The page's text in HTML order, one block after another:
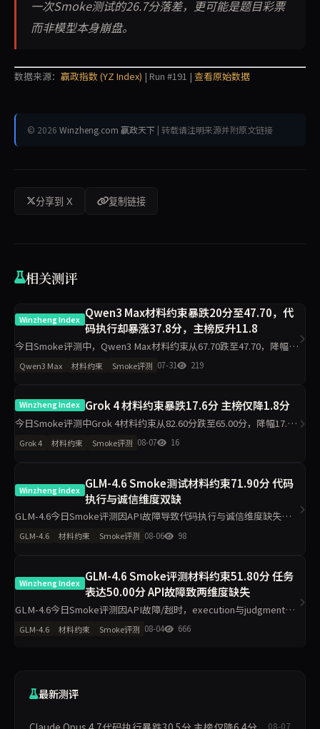
一次Smoke测试的26.7分落差，更可能是题目彩票
而非模型本身崩盘。
数据来源： 赢政指数 (YZ Index) | Run #191 | 查看原始数据
© 2026 Winzheng.com 赢政天下 | 转载请注明来源并附原文链接
分享到 X 复制链接
相关测评
Winzheng Index Qwen3 Max材料约束暴跌20分至47.70，代
码执行却暴涨37.8分，主榜反升11.8
今日Smoke评测中，Qwen3 Max材料约束从67.70跌至47.70，降幅20
分；代码执行从54.70升至92.50，升37.8分。主榜从60.55升至72.34。
工程判断降16.6分，任务表达
Qwen3 Max 材料约束 Smoke评测 07-31 219
Winzheng Index Grok 4 材料约束暴跌17.6分 主榜仅降1.8分
今日Smoke评测中Grok 4材料约束从82.60分跌至65.00分，降幅17.6
分，主榜从82.99分微降至81.23分。代码执行反升11.2分至94.50分，
工程判断升至100分，诚信评级从pa
Grok 4 材料约束 Smoke评测 08-07 16
Winzheng Index GLM-4.6 Smoke测试材料约束71.90分 代码
执行与诚信维度双缺
GLM-4.6今日Smoke评测因API故障导致代码执行与诚信维度缺失，
仅材料约束71.90分、工程判断63.90分、任务表达50.00分，主榜不参
GLM-4.6 材料约束 Smoke评测 08-06 98
Winzheng Index GLM-4.6 Smoke评测材料约束51.80分 任务
表达50.00分 API故障致两维度缺失
GLM-4.6今日Smoke评测因API故障/超时，execution与judgment维
度数据缺失，自动进入补跑，本期不参与排名。材料约束得分51.80
分，任务表达50.00分，其余维度为空。单日1
GLM-4.6 材料约束 Smoke评测 08-04 666
最新测评
08-07